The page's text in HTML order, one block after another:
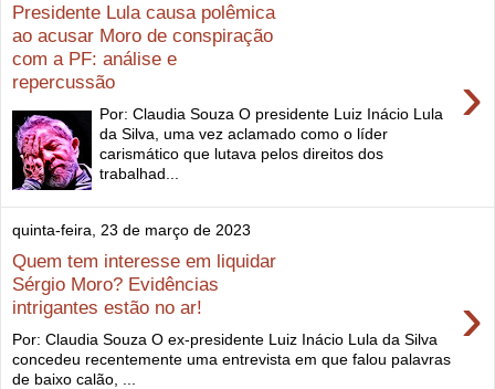
Presidente Lula causa polêmica
ao acusar Moro de conspiração
com a PF: análise e
repercussão
›
Por: Claudia Souza O presidente Luiz Inácio Lula
da Silva, uma vez aclamado como o líder
carismático que lutava pelos direitos dos
trabalhad...
quinta-feira, 23 de março de 2023
Quem tem interesse em liquidar
Sérgio Moro? Evidências
intrigantes estão no ar!
›
Por: Claudia Souza O ex-presidente Luiz Inácio Lula da Silva
concedeu recentemente uma entrevista em que falou palavras
de baixo calão, ...